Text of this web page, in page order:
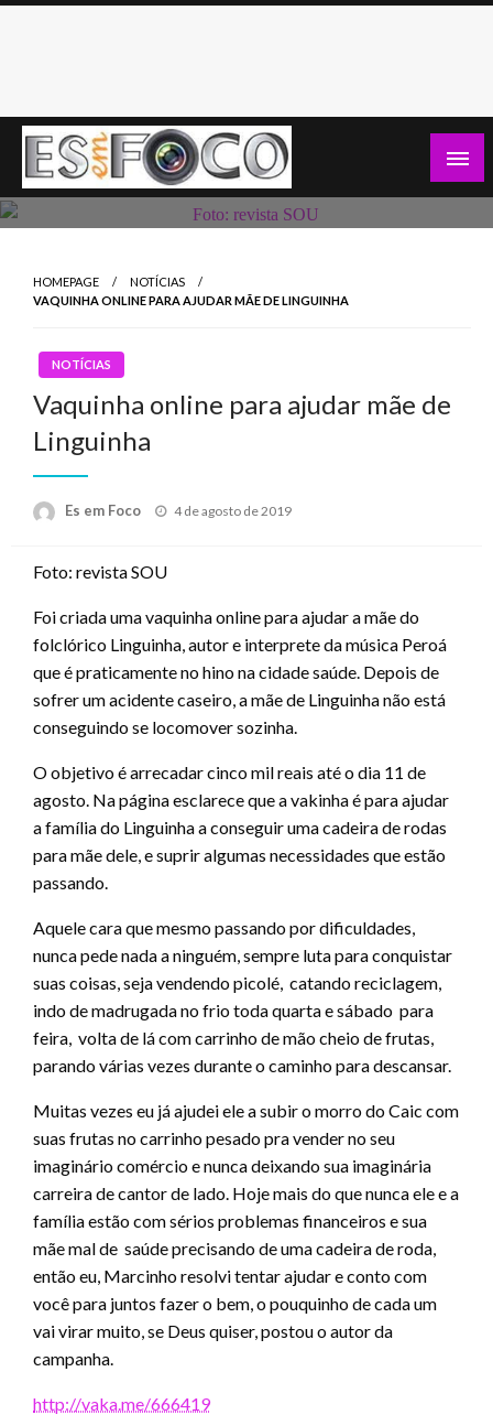
Skip
HOMEPAGE
NOTÍCIAS
VAQUINHA ONLINE PARA AJUDAR MÃE DE LINGUINHA
NOTÍCIAS
Vaquinha online para ajudar mãe de
Linguinha
Es em Foco
Posted
4 de agosto de 2019
Foto: revista SOU
Foi criada uma vaquinha online para ajudar a mãe do
folclórico Linguinha, autor e interprete da música Peroá
que é praticamente no hino na cidade saúde. Depois de
sofrer um acidente caseiro, a mãe de Linguinha não está
conseguindo se locomover sozinha.
O objetivo é arrecadar cinco mil reais até o dia 11 de
agosto. Na página esclarece que a vakinha é para ajudar
a família do Linguinha a conseguir uma cadeira de rodas
para mãe dele, e suprir algumas necessidades que estão
passando.
Aquele cara que mesmo passando por dificuldades,
nunca pede nada a ninguém, sempre luta para conquistar
suas coisas, seja vendendo picolé, catando reciclagem,
indo de madrugada no frio toda quarta e sábado para
feira, volta de lá com carrinho de mão cheio de frutas,
parando várias vezes durante o caminho para descansar.
Muitas vezes eu já ajudei ele a subir o morro do Caic com
suas frutas no carrinho pesado pra vender no seu
imaginário comércio e nunca deixando sua imaginária
carreira de cantor de lado. Hoje mais do que nunca ele e a
família estão com sérios problemas financeiros e sua
mãe mal de saúde precisando de uma cadeira de roda,
então eu, Marcinho resolvi tentar ajudar e conto com
você para juntos fazer o bem, o pouquinho de cada um
vai virar muito, se Deus quiser, postou o autor da
campanha.
http://vaka.me/666419